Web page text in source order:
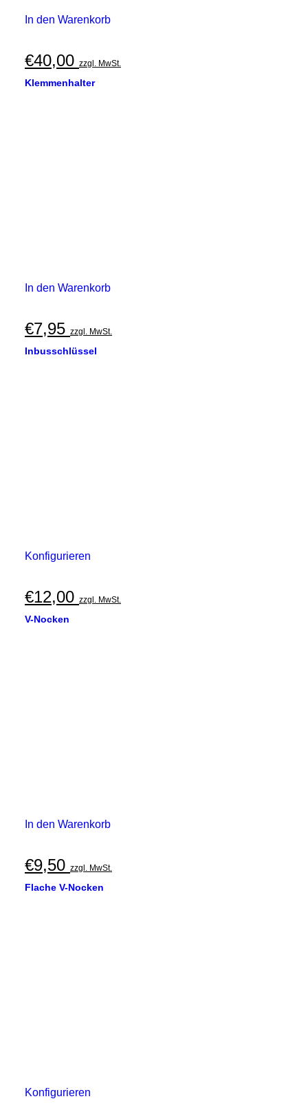
In den Warenkorb
€40,00 zzgl. MwSt.
Klemmenhalter
In den Warenkorb
€7,95 zzgl. MwSt.
Inbusschlüssel
Konfigurieren
€12,00 zzgl. MwSt.
V-Nocken
In den Warenkorb
€9,50 zzgl. MwSt.
Flache V-Nocken
Konfigurieren